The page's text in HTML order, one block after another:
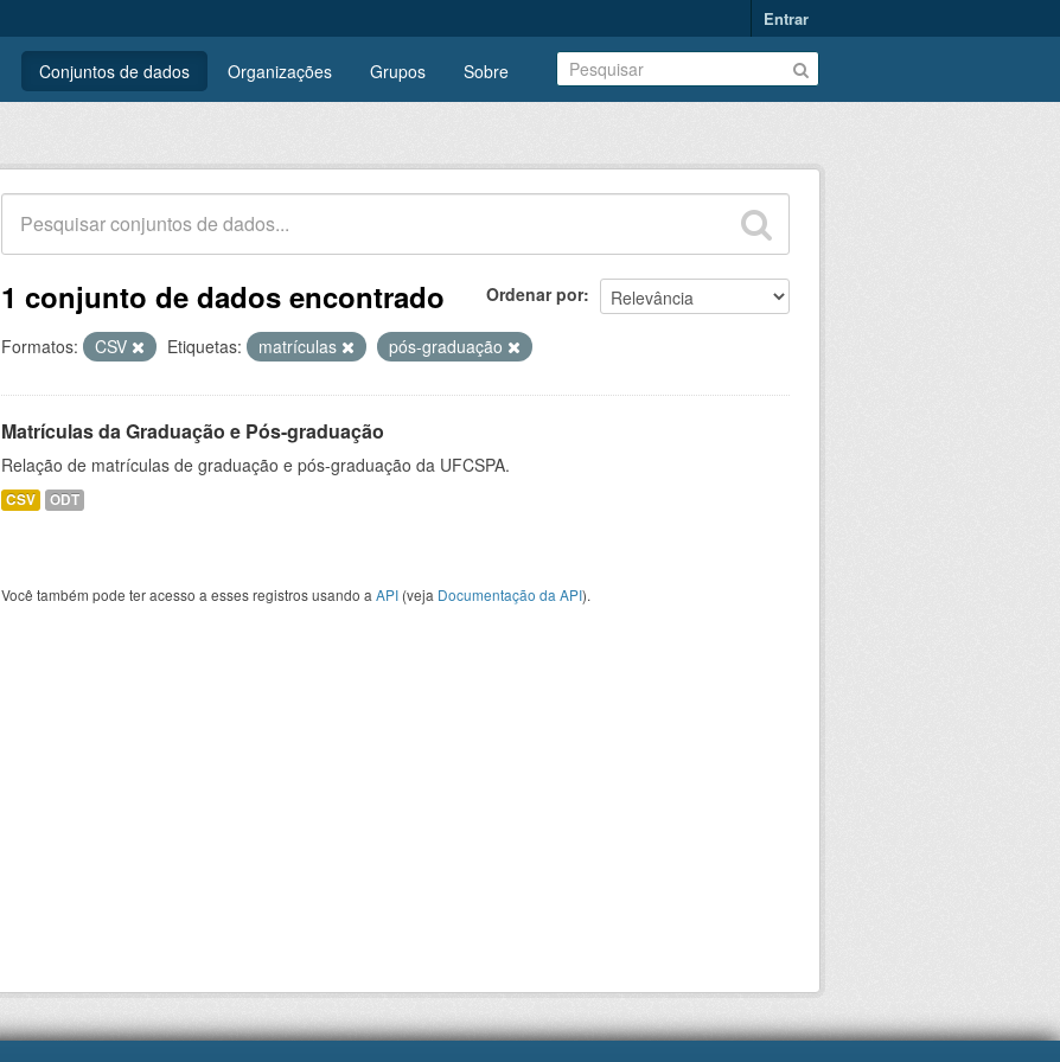
Entrar
Conjuntos de dados Organizações Grupos Sobre
Ordenar por
1 conjunto de dados encontrado
Formatos: CSV Etiquetas: matrículas pós-graduação
Matrículas da Graduação e Pós-graduação
Relação de matrículas de graduação e pós-graduação da UFCSPA.
CSV ODT
Você também pode ter acesso a esses registros usando a API (veja Documentação da API).